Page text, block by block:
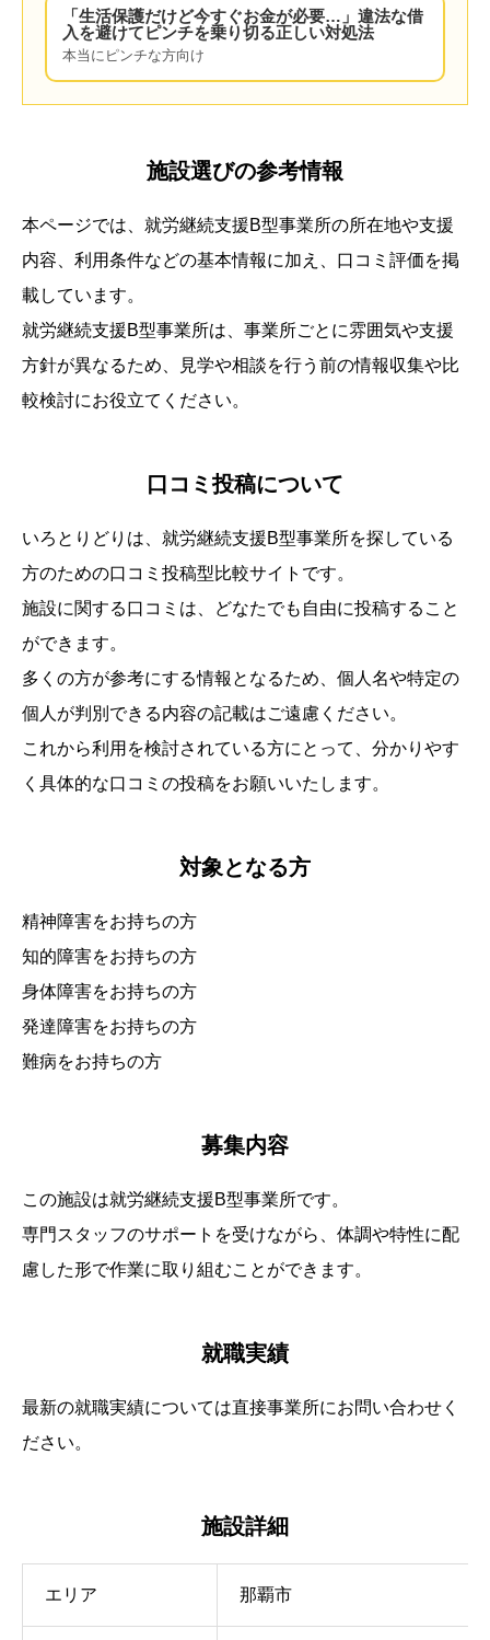
「生活保護だけど今すぐお金が必要…」違法な借
入を避けてピンチを乗り切る正しい対処法
本当にピンチな方向け
施設選びの参考情報
本ページでは、 就労継続支援B型事業所の所在地や支援
内容、利用条件などの基本情報に加え、口コミ評価を掲
載しています。
就労継続支援B型事業所は、事業所ごとに雰囲気や支援
方針が異なるため、見学や相談を行う前の情報収集や比
較検討にお役立てください。
口コミ投稿について
いろとりどりは、就労継続支援B型事業所を探している
方のための口コミ投稿型比較サイトです。
施設に関する口コミは、どなたでも自由に投稿すること
ができます。
多くの方が参考にする情報となるため、個人名や特定の
個人が判別できる内容の記載はご遠慮ください。
これから利用を検討されている方にとって、分かりやす
く具体的な口コミの投稿をお願いいたします。
対象となる方
精神障害をお持ちの方
知的障害をお持ちの方
身体障害をお持ちの方
発達障害をお持ちの方
難病をお持ちの方
募集内容
この施設は就労継続支援B型事業所です。
専門スタッフのサポートを受けながら、体調や特性に配
慮した形で作業に取り組むことができます。
就職実績
最新の就職実績については直接事業所にお問い合わせく
ださい。
施設詳細
エリア 那覇市